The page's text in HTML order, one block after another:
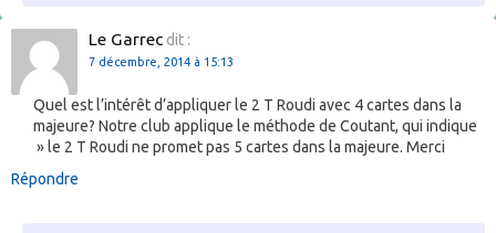
Le Garrec dit :
7 décembre, 2014 à 15:13
Quel est l’intérêt d’appliquer le 2 T Roudi avec 4 cartes dans la
majeure? Notre club applique le méthode de Coutant, qui indique
» le 2 T Roudi ne promet pas 5 cartes dans la majeure. Merci
Répondre